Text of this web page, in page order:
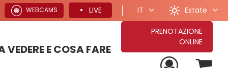
WEBCAMS LIVE IT Estate
VEDERE E COSA FARE
PRENOTAZIONE
ONLINE